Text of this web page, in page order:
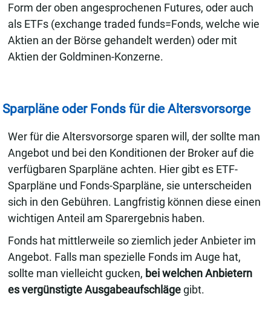
Form der oben angesprochenen Futures, oder auch
als ETFs (exchange traded funds=Fonds, welche wie
Aktien an der Börse gehandelt werden) oder mit
Aktien der Goldminen-Konzerne.
Sparpläne oder Fonds für die Altersvorsorge
Wer für die Altersvorsorge sparen will, der sollte man
Angebot und bei den Konditionen der Broker auf die
verfügbaren Sparpläne achten. Hier gibt es ETF-
Sparpläne und Fonds-Sparpläne, sie unterscheiden
sich in den Gebühren. Langfristig können diese einen
wichtigen Anteil am Sparergebnis haben.
Fonds hat mittlerweile so ziemlich jeder Anbieter im
Angebot. Falls man spezielle Fonds im Auge hat,
sollte man vielleicht gucken, bei welchen Anbietern
es vergünstigte Ausgabeaufschlägegibt.